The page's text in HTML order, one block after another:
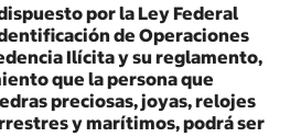
por la Ley Federal
de Operaciones
Ilícita y su reglamento,
que la persona que
preciosas, joyas, relojes
y marítimos, podrá ser